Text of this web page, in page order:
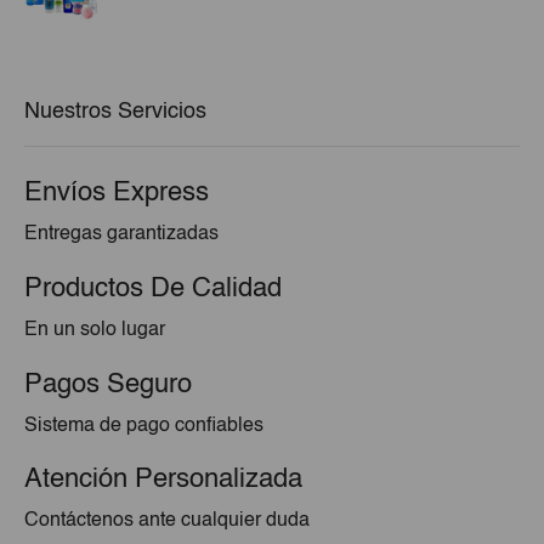
Nuestros Servicios
Envíos Express
Entregas garantizadas
Productos De Calidad
En un solo lugar
Pagos Seguro
Sistema de pago confiables
Atención Personalizada
Contáctenos ante cualquier duda